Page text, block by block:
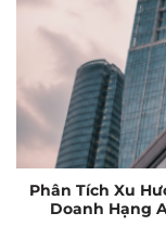
Phân Tích Xu
Doanh Hạng